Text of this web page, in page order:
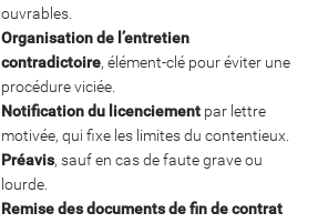
ouvrables.
Organisation de l’entretien
contradictoire, élément-clé pour éviter une
procédure viciée.
Notification du licenciement par lettre
motivée, qui fixe les limites du contentieux.
Préavis, sauf en cas de faute grave ou
lourde.
Remise des documents de fin de contrat